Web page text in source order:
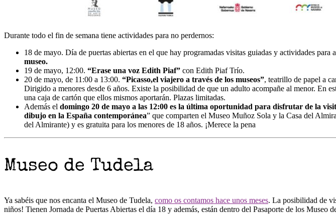
Durante todo el fin de semana tiene actividades para no perdernos:
18 de mayo. Día de puertas abiertas en el que hay programadas visitas guiadas y actividades para
museo.
19 de mayo, 12:00. “Erase una voz Edith Piaf” con Edith Piaf Trío.
20 de mayo, de 11:00 a 13:00. “Picasso,el viajero a través de los museos”, teatrillo de papel a
Dirigido a menores desde 6 años. Existe la posibilidad de que un adulto acompañe al menor. En
una caja de cartón que ellos mismos aportarán. Plazas limitadas.
Además el domingo 20 de mayo a las 12:00 es la última oportunidad para disfrutar de la
dibujo en la España contemporánea” que comparten el Museo Muñoz Sola y la Casa del
del Almirante) y es gratuita para los menores de 18 años. ¡Merece la pena
Museo de Tudela
Ya sabéis que nos encanta el Museo de Tudela, como os contamos hace unos meses. La posibilidad de
niños! Tienen Jornada de Puertas Abiertas el día 18 y además, están dentro del Pasaporte de los Museo